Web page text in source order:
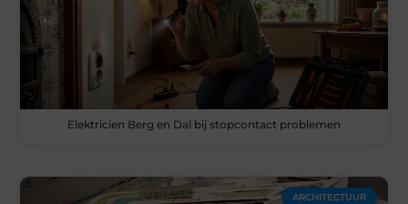
Elektricien Berg en Dal bij stopcontact problemen
ARCHITECTUUR